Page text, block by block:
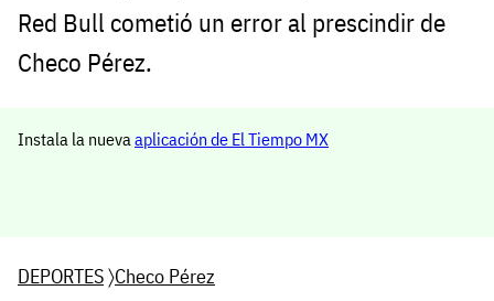
Red Bull cometió un error al prescindir de
Checo Pérez.
Instala la nueva aplicación de El Tiempo MX
DEPORTES〉Checo Pérez